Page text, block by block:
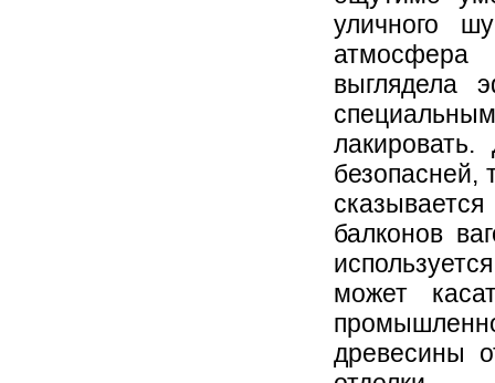
уличного
атмосфера
выглядела
безопасней,
балконов
может
древесины